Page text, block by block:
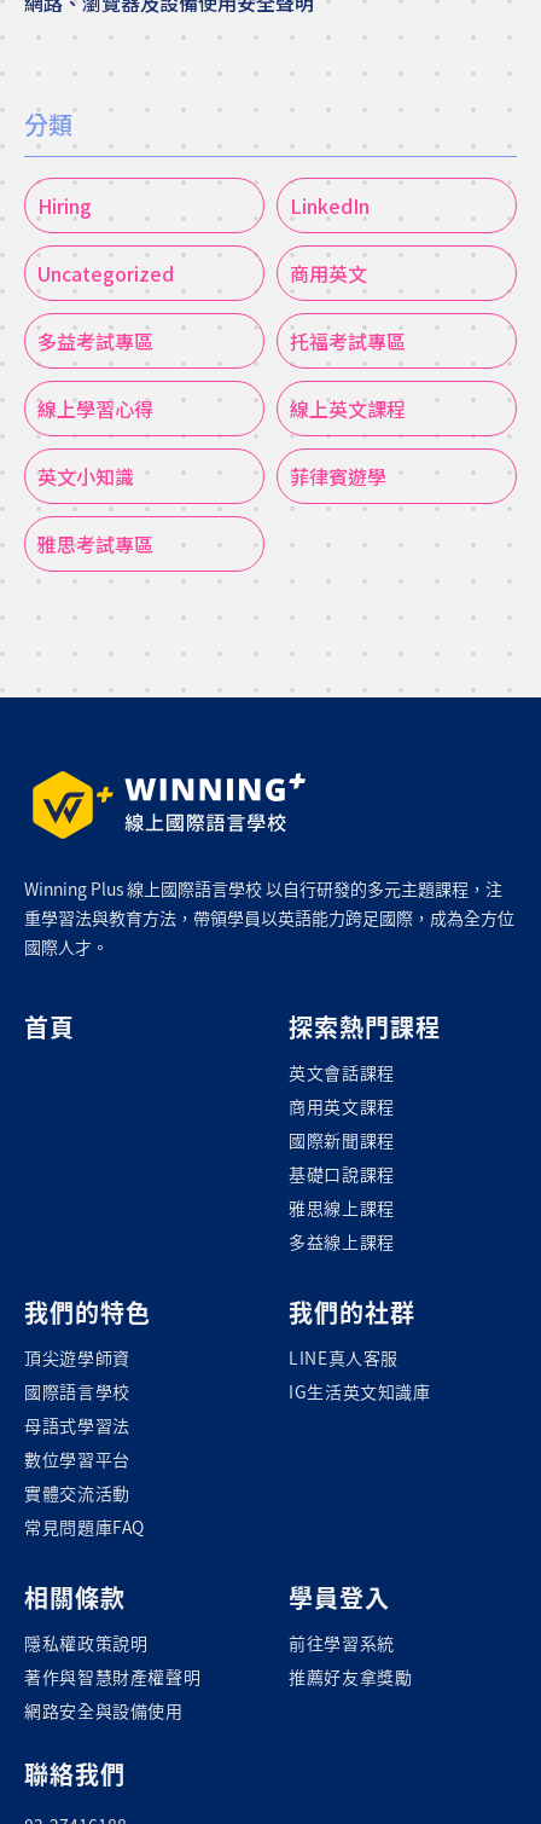
分類
Hiring LinkedIn
Uncategorized 商用英文
多益考試專區 托福考試專區
線上學習心得 線上英文課程
英文小知識 菲律賓遊學
雅思考試專區
Winning Plus 線上國際語言學校 以自行研發的多元主題課程，注
重學習法與教育方法，帶領學員以英語能力跨足國際，成為全方位
國際人才。
首頁 探索熱門課程
英文會話課程
商用英文課程
國際新聞課程
基礎口說課程
雅思線上課程
多益線上課程
我們的特色
頂尖遊學師資
國際語言學校
母語式學習法
數位學習平台
實體交流活動
常見問題庫FAQ
我們的社群
LINE真人客服
IG生活英文知識庫
相關條款
隱私權政策說明
著作與智慧財產權聲明
網路安全與設備使用
學員登入
前往學習系統
推薦好友拿獎勵
聯絡我們